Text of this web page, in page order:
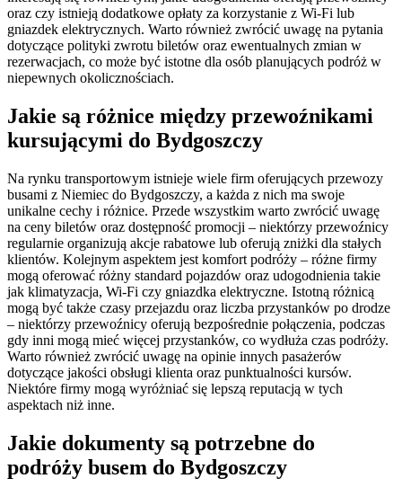
oraz czy istnieją dodatkowe opłaty za korzystanie z Wi-Fi lub
gniazdek elektrycznych. Warto również zwrócić uwagę na pytania
dotyczące polityki zwrotu biletów oraz ewentualnych zmian w
rezerwacjach, co może być istotne dla osób planujących podróż w
niepewnych okolicznościach.
Jakie są różnice między przewoźnikami
kursującymi do Bydgoszczy
Na rynku transportowym istnieje wiele firm oferujących przewozy
busami z Niemiec do Bydgoszczy, a każda z nich ma swoje
unikalne cechy i różnice. Przede wszystkim warto zwrócić uwagę
na ceny biletów oraz dostępność promocji – niektórzy przewoźnicy
regularnie organizują akcje rabatowe lub oferują zniżki dla stałych
klientów. Kolejnym aspektem jest komfort podróży – różne firmy
mogą oferować różny standard pojazdów oraz udogodnienia takie
jak klimatyzacja, Wi-Fi czy gniazdka elektryczne. Istotną różnicą
mogą być także czasy przejazdu oraz liczba przystanków po drodze
– niektórzy przewoźnicy oferują bezpośrednie połączenia, podczas
gdy inni mogą mieć więcej przystanków, co wydłuża czas podróży.
Warto również zwrócić uwagę na opinie innych pasażerów
dotyczące jakości obsługi klienta oraz punktualności kursów.
Niektóre firmy mogą wyróżniać się lepszą reputacją w tych
aspektach niż inne.
Jakie dokumenty są potrzebne do
podróży busem do Bydgoszczy